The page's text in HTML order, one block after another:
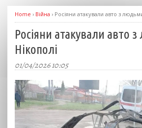
Home › Війна › Росіяни атакували авто з
Росіяни атакували авто
Нікополі
01/04/2026 10:05